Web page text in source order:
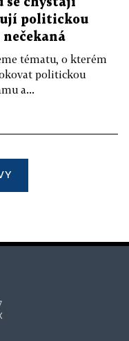
politickou
tématu, o kterém
politickou
a...